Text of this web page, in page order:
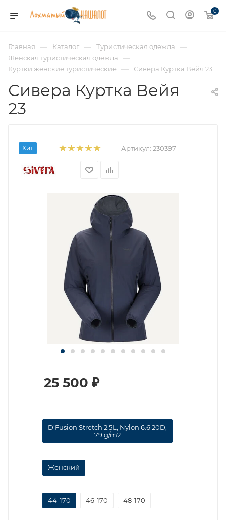
0
Главная — Каталог — Туристическая одежда —
Женская туристическая одежда —
Куртки женские туристические — Сивера Куртка Вейя 23
Сивера Куртка Вейя
23
Хит Артикул: 230397
25 500 ₽
D'Fusion Stretch 2.5L, Nylon 6.6 20D,
79 g/m2
Женский
44-170 46-170 48-170